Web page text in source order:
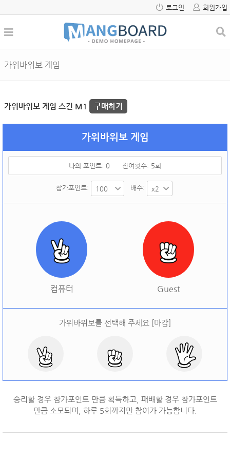
로그인 회원가입
가위바위보 게임
가위바위보 게임 스킨 M1 구매하기
가위바위보 게임
나의 포인트: 0 잔여횟수: 5회
참가포인트: 배수:
컴퓨터 Guest
가위바위보를 선택해 주세요 [마감]
오늘 승률: 오늘 결과: ]
승리할 경우 참가포인트 만큼 획득하고, 패배할 경우 참가포인트
만큼 소모되며, 하루 5회까지만 참여가 가능합니다.